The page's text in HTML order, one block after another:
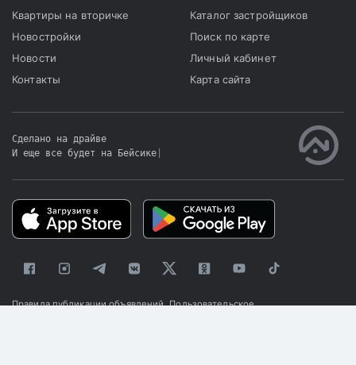
Квартиры на вторичке
Новостройки
Новости
Контакты
Каталог застройщиков
Поиск по карте
Личный кабинет
Карта сайта
Сделано на драйве
И еще все будет на Бейсике
Правила публикации объявлений Пользовательское